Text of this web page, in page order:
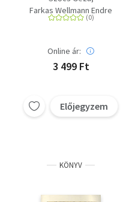
Farkas Wellmann Endre
Online ár:
3 499 Ft
Előjegyzem
KÖNYV